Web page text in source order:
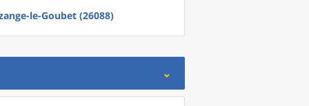
le-Goubet (26088)